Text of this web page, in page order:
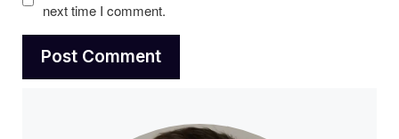
next time I comment.